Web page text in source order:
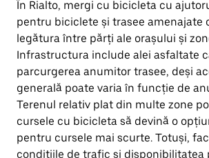
În Rialto, mergi cu bicicleta cu
pentru biciclete și trasee amenajate
legătura între părți ale orașului și
Infrastructura include alei asfaltate
parcurgerea anumitor trasee, deși
generală poate varia în funcție de
Terenul relativ plat din multe zone
cursele cu bicicleta să devină o
pentru cursele mai scurte. Totuși,
condițiile de trafic și disponibilitatea